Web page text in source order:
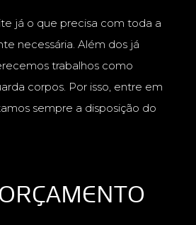
já o que precisa com toda a
necessária. Além dos já
trabalhos como
corpos. Por isso, entre em
sempre a disposição do